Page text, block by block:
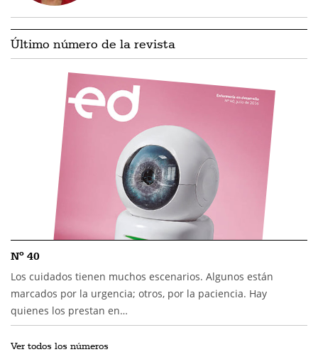
Último número de la revista
Nº 40
Los cuidados tienen muchos escenarios. Algunos están
marcados por la urgencia; otros, por la paciencia. Hay
quienes los prestan en…
Ver todos los números